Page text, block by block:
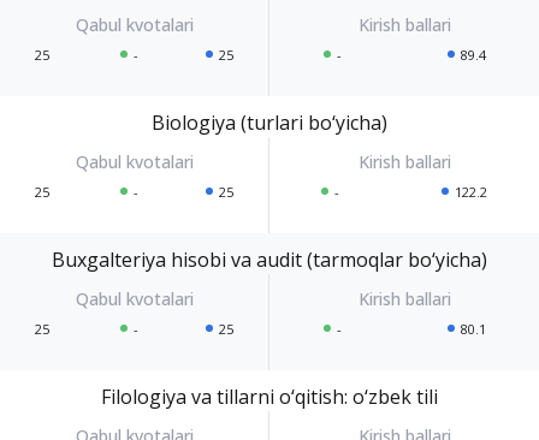
25 - 25 - 89.4
Biologiya (turlari bo‘yicha)
25 - 25 - 122.2
Buxgalteriya hisobi va audit (tarmoqlar bo‘yicha)
25 - 25 - 80.1
Filologiya va tillarni o‘qitish: o‘zbek tili